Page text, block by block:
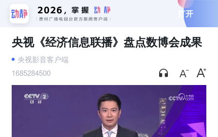
打开
央视《经济信息联播》盘点数博会成果
央视影音客户端
1685284500